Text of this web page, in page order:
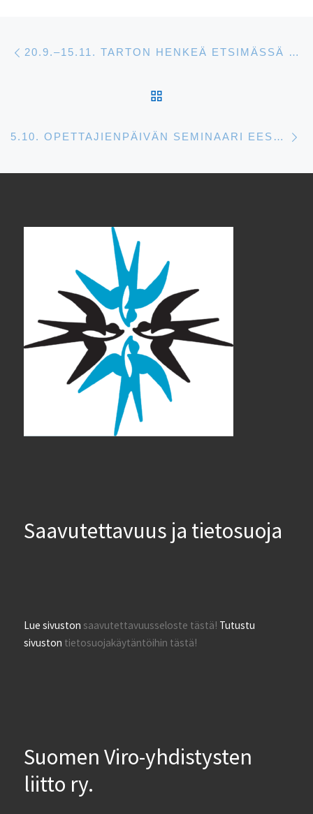
Artikkelien navigointi 20.9.–15.11. TARTON HENKEÄ ETSIMÄSSÄ -LUENTOSARJA EESTI MAJASSA
5.10. OPETTAJIENPÄIVÄN SEMINAARI EESTI MAJASSA
Saavutettavuus ja tietosuoja
Lue sivustonsaavutettavuusseloste tästä! Tutustu
sivuston tietosuojakäytäntöihin tästä!
Suomen Viro-yhdistysten
liitto ry.